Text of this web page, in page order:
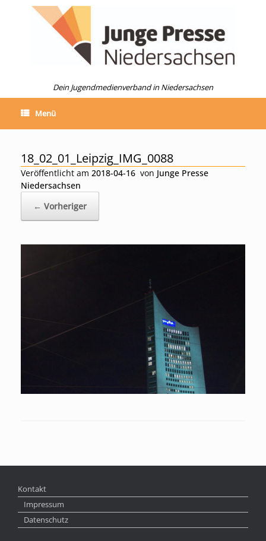
Dein Jugendmedienverband in Niedersachsen
Menü
18_02_01_Leipzig_IMG_0088
Veröffentlicht am 2018-04-16 von Junge Presse
Niedersachsen
← Vorheriger
Kontakt
Impressum
Datenschutz